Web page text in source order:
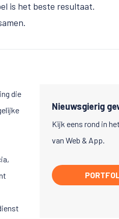
is het beste resultaat.
die
Nieuwsgierig
Kijk eens rond in
van Web & App.